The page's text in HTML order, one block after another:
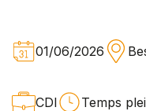
01/06/2026
CDI Temps